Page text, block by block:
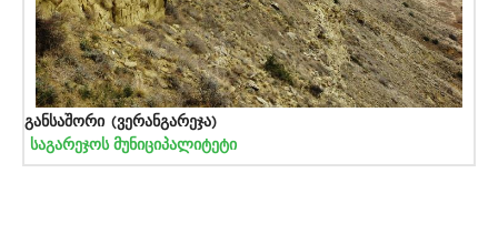
განსაშორი (ვერანგარეჯა)
საგარეჯოს მუნიციპალიტეტი